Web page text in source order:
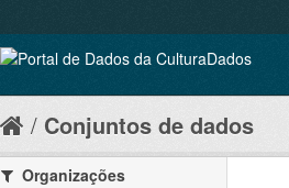
Conjuntos de dados
Organizações